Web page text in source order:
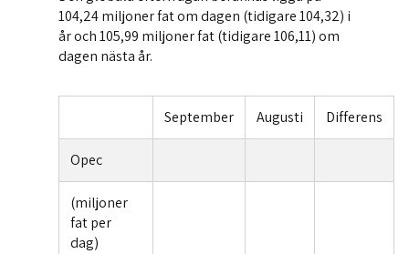
104,24 miljoner fat om dagen (tidigare 104,32) i
år och 105,99 miljoner fat (tidigare 106,11) om
dagen nästa år.
September Augusti Differens
Opec
(miljoner
fat per
dag)